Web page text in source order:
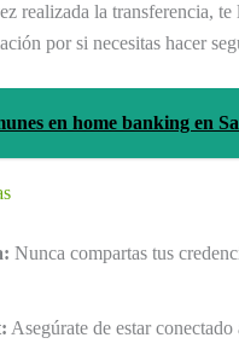
realizada la transferencia,
por si necesitas hacer
en home banking en
Nunca compartas tus
Asegúrate de estar